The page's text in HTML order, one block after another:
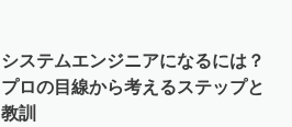
システムエンジニアになるには？
プロの目線から考えるステップと
教訓